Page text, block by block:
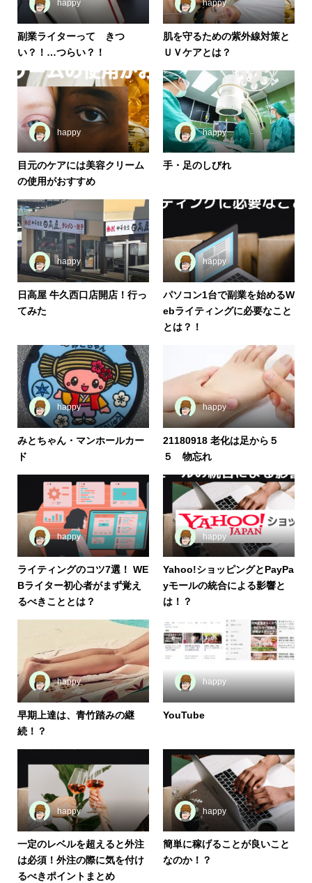
happy
副業ライターって きつ
い？！…つらい？！
happy
肌を守るための紫外線対策と
ＵＶケアとは？
happy
目元のケアには美容クリーム
の使用がおすすめ
happy
手・足のしびれ
happy
日高屋 牛久西口店開店！行っ
てみた
happy
パソコン1台で副業を始めるW
ebライティングに必要なこと
とは？！
happy
みとちゃん・マンホールカー
ド
happy
21180918 老化は足から５
５ 物忘れ
happy
ライティングのコツ7選！ WE
Bライター初心者がまず覚え
るべきこととは？
happy
Yahoo!ショッピングとPayPa
yモールの統合による影響と
は！？
happy
早期上達は、青竹踏みの継
続！？
happy
YouTube
happy
一定のレベルを超えると外注
は必須！外注の際に気を付け
るべきポイントまとめ
happy
簡単に稼げることが良いこと
なのか！？